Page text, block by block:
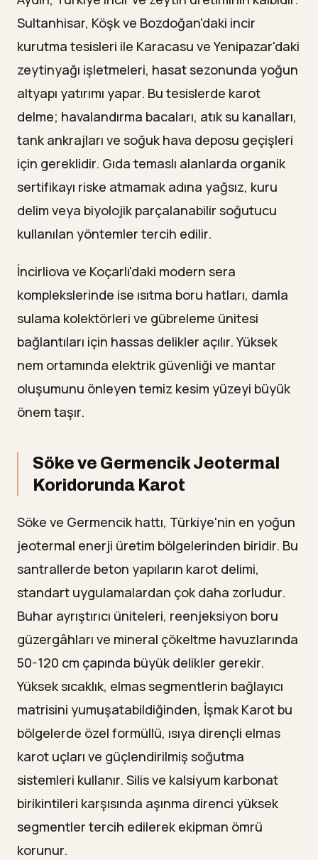
Sultanhisar, Köşk ve Bozdoğan'daki incir
kurutma tesisleri ile Karacasu ve Yenipazar'daki
zeytinyağı işletmeleri, hasat sezonunda yoğun
altyapı yatırımı yapar. Bu tesislerde karot
delme; havalandırma bacaları, atık su kanalları,
tank ankrajları ve soğuk hava deposu geçişleri
için gereklidir. Gıda temaslı alanlarda organik
sertifikayı riske atmamak adına yağsız, kuru
delim veya biyolojik parçalanabilir soğutucu
kullanılan yöntemler tercih edilir.
İncirliova ve Koçarlı'daki modern sera
komplekslerinde ise ısıtma boru hatları, damla
sulama kolektörleri ve gübreleme ünitesi
bağlantıları için hassas delikler açılır. Yüksek
nem ortamında elektrik güvenliği ve mantar
oluşumunu önleyen temiz kesim yüzeyi büyük
önem taşır.
Söke ve Germencik Jeotermal
Koridorunda Karot
Söke ve Germencik hattı, Türkiye'nin en yoğun
jeotermal enerji üretim bölgelerinden biridir. Bu
santrallerde beton yapıların karot delimi,
standart uygulamalardan çok daha zorludur.
Buhar ayrıştırıcı üniteleri, reenjeksiyon boru
güzergâhları ve mineral çökeltme havuzlarında
50-120 cm çapında büyük delikler gerekir.
Yüksek sıcaklık, elmas segmentlerin bağlayıcı
matrisini yumuşatabildiğinden, İşmak Karot bu
bölgelerde özel formüllü, ısıya dirençli elmas
karot uçları ve güçlendirilmiş soğutma
sistemleri kullanır. Silis ve kalsiyum karbonat
birikintileri karşısında aşınma direnci yüksek
segmentler tercih edilerek ekipman ömrü
korunur.